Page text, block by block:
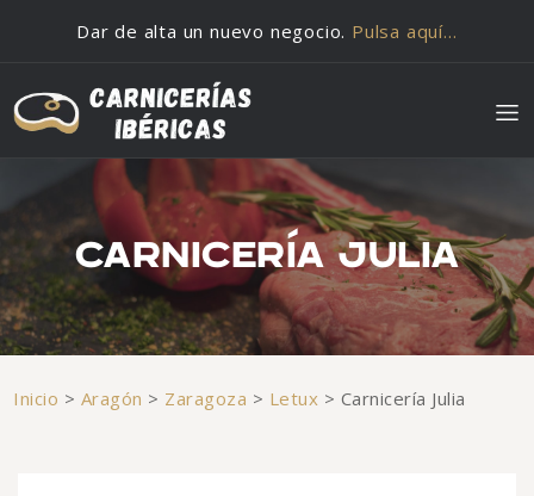
Dar de alta un nuevo negocio. Pulsa aquí…
CARNICERÍA JULIA
Inicio > Aragón > Zaragoza > Letux > Carnicería Julia